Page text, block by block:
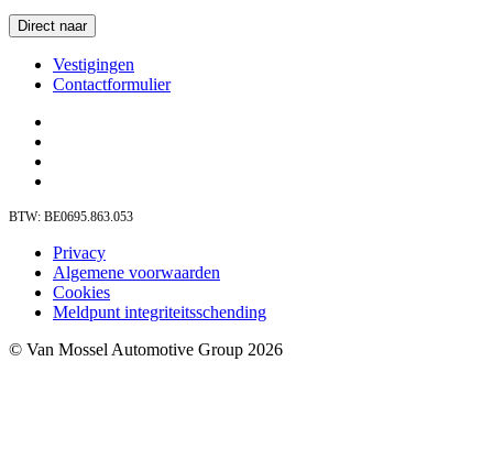
Direct naar
Vestigingen
Contactformulier
BTW: BE0695.863.053
Privacy
Algemene voorwaarden
Cookies
Meldpunt integriteitsschending
© Van Mossel Automotive Group 2026